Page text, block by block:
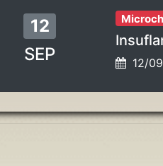
12
SEP
12/